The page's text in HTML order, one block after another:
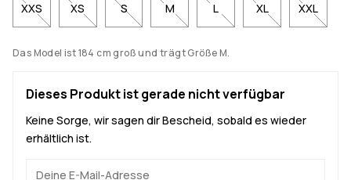
XXS XS S M L XL XXL
Das Model ist 184 cm groß und trägt Größe M.
Dieses Produkt ist gerade nicht verfügbar
Keine Sorge, wir sagen dir Bescheid, sobald es wieder
erhältlich ist.